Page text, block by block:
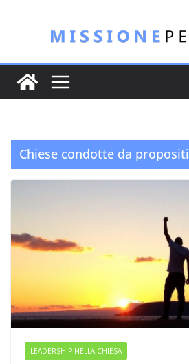
contenuto
Chiese condotte da propositi
LEADERSHIP NELLA CHIESA